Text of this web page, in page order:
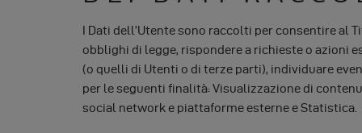
I Dati dell’Utente sono raccolti per consentire al
obblighi di legge, rispondere a richieste o azioni
(o quelli di Utenti o di terze parti), individuare
per le seguenti finalità: Visualizzazione di
social network e piattaforme esterne e Statistica.